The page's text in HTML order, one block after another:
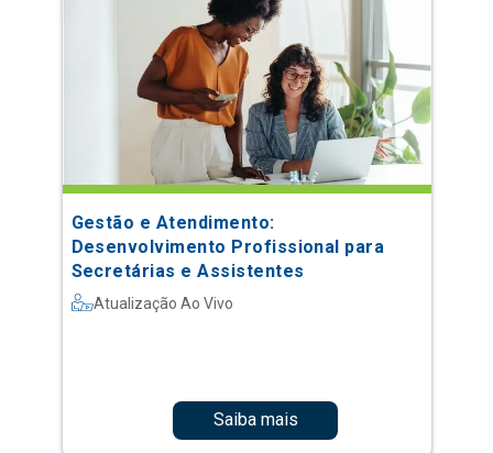
Gestão e Atendimento:
Desenvolvimento Profissional para
Secretárias e Assistentes
Atualização Ao Vivo
Saiba mais